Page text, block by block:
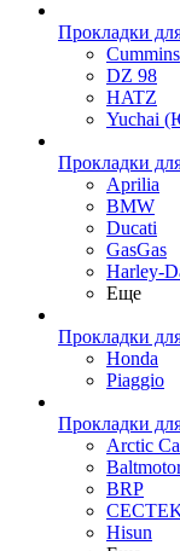
Прокладки
Cummins
DZ 98
HATZ
Yuchai
Прокладки
Aprilia
BMW
Ducati
GasGas
Harley-
Еще
Прокладки
Honda
Piaggio
Прокладки
Arctic
BRP
Hisun